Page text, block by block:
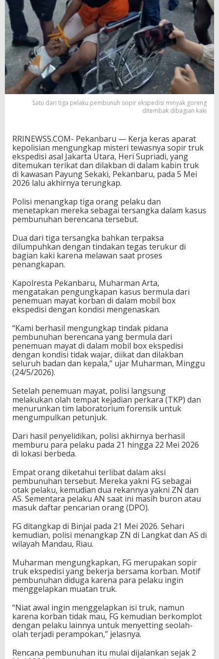
u
h
S
o
p
i
r
M
i
g
o
r
a
n
g
k
a
p
M
a
s
h
B
u
n
Satu dari tiga pelaku pembunuh sopir ekspedisi minyak goreng
ditembak dibagian kaki
RRINEWSS.COM- Pekanbaru — Kerja keras aparat
kepolisian mengungkap misteri tewasnya sopir truk
ekspedisi asal Jakarta Utara, Heri Supriadi, yang
ditemukan terikat dan dilakban di dalam kabin truk
di kawasan Payung Sekaki, Pekanbaru, pada 5 Mei
2026 lalu akhirnya terungkap.
Polisi menangkap tiga orang pelaku dan
menetapkan mereka sebagai tersangka dalam kasus
pembunuhan berencana tersebut.
Dua dari tiga tersangka bahkan terpaksa
dilumpuhkan dengan tindakan tegas terukur di
bagian kaki karena melawan saat proses
penangkapan.
Kapolresta Pekanbaru, Muharman Arta,
mengatakan pengungkapan kasus bermula dari
penemuan mayat korban di dalam mobil box
ekspedisi dengan kondisi mengenaskan.
“Kami berhasil mengungkap tindak pidana
pembunuhan berencana yang bermula dari
penemuan mayat di dalam mobil box ekspedisi
dengan kondisi tidak wajar, diikat dan dilakban
seluruh badan dan kepala,” ujar Muharman, Minggu
(24/5/2026).
Setelah penemuan mayat, polisi langsung
melakukan olah tempat kejadian perkara (TKP) dan
menurunkan tim laboratorium forensik untuk
mengumpulkan petunjuk.
Dari hasil penyelidikan, polisi akhirnya berhasil
memburu para pelaku pada 21 hingga 22 Mei 2026
di lokasi berbeda.
Empat orang diketahui terlibat dalam aksi
pembunuhan tersebut. Mereka yakni FG sebagai
otak pelaku, kemudian dua rekannya yakni ZN dan
AS. Sementara pelaku AN saat ini masih buron atau
masuk daftar pencarian orang (DPO).
FG ditangkap di Binjai pada 21 Mei 2026. Sehari
kemudian, polisi menangkap ZN di Langkat dan AS di
wilayah Mandau, Riau.
Muharman mengungkapkan, FG merupakan sopir
truk ekspedisi yang bekerja bersama korban. Motif
pembunuhan diduga karena para pelaku ingin
menggelapkan muatan truk.
“Niat awal ingin menggelapkan isi truk, namun
karena korban tidak mau, FG kemudian berkomplot
dengan pelaku lainnya untuk menyetting seolah-
olah terjadi perampokan,” jelasnya.
Rencana pembunuhan itu mulai dijalankan sejak 2